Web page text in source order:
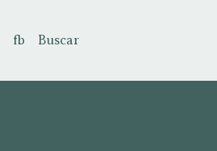
fb Buscar